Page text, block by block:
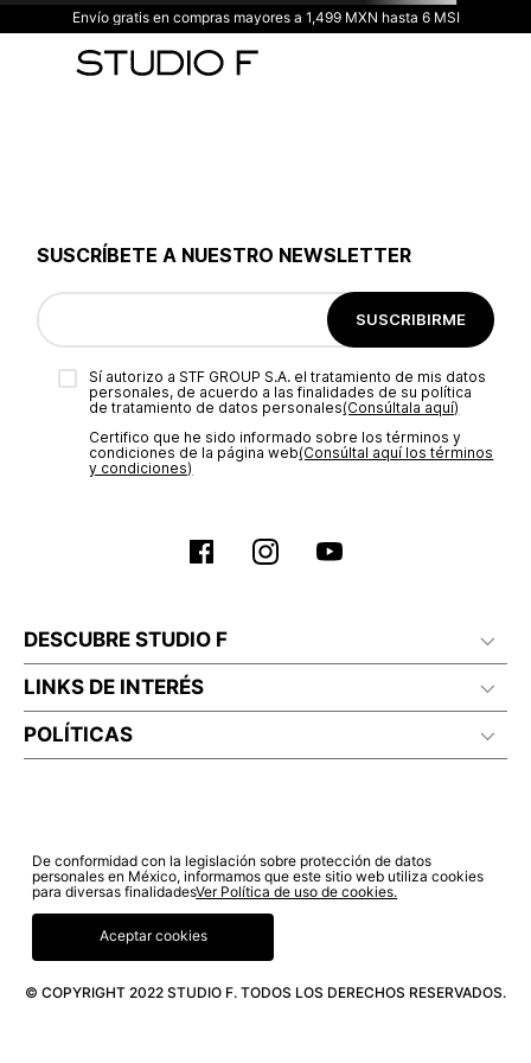
Envío gratis en compras mayores a 1,499 MXN hasta 6 MSI
SUSCRÍBETE A NUESTRO NEWSLETTER
SUSCRIBIRME
Sí autorizo a STF GROUP S.A. el tratamiento de mis datos
personales, de acuerdo a las finalidades de su política
de tratamiento de datos personales‎(Consúltala aquí)
Certifico que he sido informado sobre los términos y
condiciones de la página web‎(Consúltal aquí los términos
y condiciones)
DESCUBRE STUDIO F
LINKS DE INTERÉS
POLÍTICAS
© COPYRIGHT 2022 STUDIO F. TODOS LOS DERECHOS RESERVADOS.
De conformidad con la legislación sobre protección de datos
personales en México, informamos que este sitio web utiliza cookies
para diversas finalidadesVer Política de uso de cookies.
Aceptar cookies